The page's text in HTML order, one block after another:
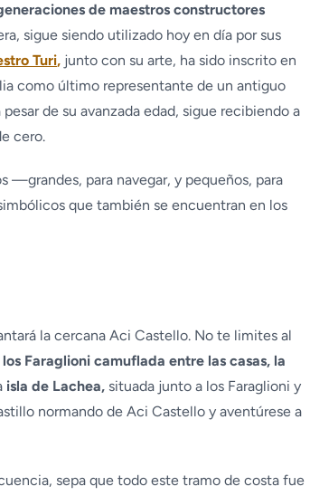
de maestros constructores
sigue siendo utilizado hoy en día por sus
Turi, junto con su arte, ha sido inscrito en
como último representante de un antiguo
de su avanzada edad, sigue recibiendo a
cero.
—grandes, para navegar, y pequeños, para
que también se encuentran en los
la cercana Aci Castello. No te limites al
Faraglioni camuflada entre las casas, la
isla de Lachea, situada junto a los Faraglioni y
normando de Aci Castello y aventúrese a
sepa que todo este tramo de costa fue